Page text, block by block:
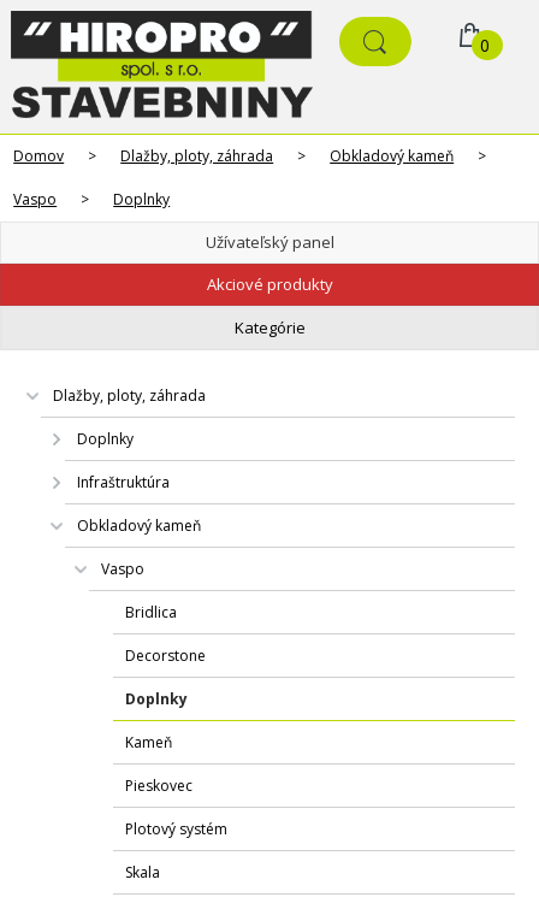
0
Domov > Dlažby, ploty, záhrada > Obkladový kameň >
Vaspo > Doplnky
Užívateľský panel
Akciové produkty
Kategórie
Dlažby, ploty, záhrada
Doplnky
Infraštruktúra
Obkladový kameň
Vaspo
Bridlica
Decorstone
Doplnky
Kameň
Pieskovec
Plotový systém
Skala